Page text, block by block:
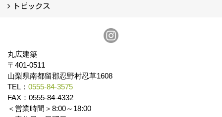
ブログ
トピックス
丸広建築
〒401-0511
山梨県南都留郡忍野村忍草1608
TEL： 0555-84-3575
FAX：0555-84-4332
＜営業時間＞8:00～18:00